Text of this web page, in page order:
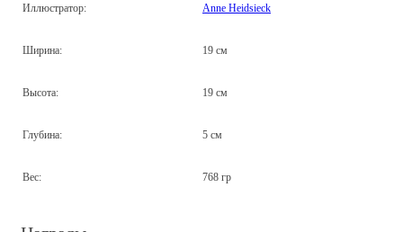
Иллюстратор: Anne Heidsieck
Ширина: 19 см
Высота: 19 см
Глубина: 5 см
Вес: 768 гр